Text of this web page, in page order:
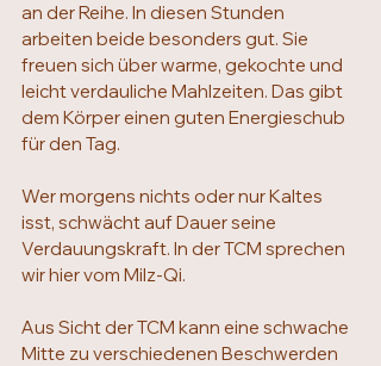
an der Reihe. In diesen Stunden
arbeiten beide besonders gut. Sie
freuen sich über warme, gekochte und
leicht verdauliche Mahlzeiten. Das gibt
dem Körper einen guten Energieschub
für den Tag.
Wer morgens nichts oder nur Kaltes
isst, schwächt auf Dauer seine
Verdauungskraft. In der TCM sprechen
wir hier vom Milz-Qi.
Aus Sicht der TCM kann eine schwache
Mitte zu verschiedenen Beschwerden